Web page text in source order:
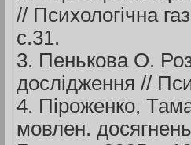
// Психологічна
с.31.
3. Пенькова О.
дослідження //
4. Піроженко,
мовлен.